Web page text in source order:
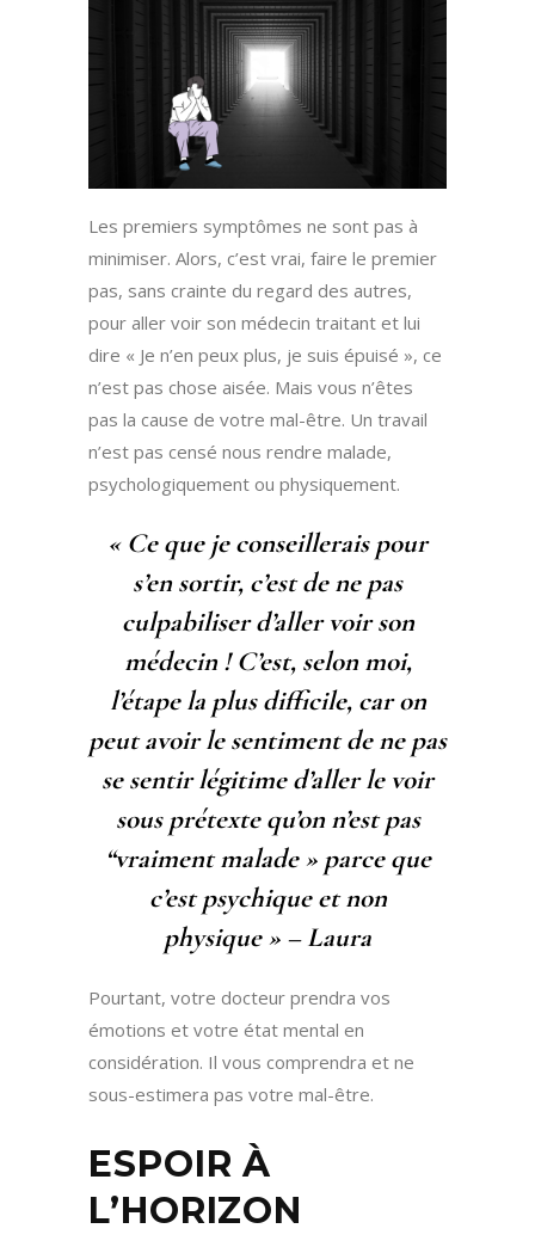
Les premiers symptômes ne sont pas à
minimiser. Alors, c’est vrai, faire le premier
pas, sans crainte du regard des autres,
pour aller voir son médecin traitant et lui
dire « Je n’en peux plus, je suis épuisé », ce
n’est pas chose aisée. Mais vous n’êtes
pas la cause de votre mal-être. Un travail
n’est pas censé nous rendre malade,
psychologiquement ou physiquement.
« Ce que je conseillerais pour
s’en sortir, c’est de ne pas
culpabiliser d’aller voir son
médecin ! C’est, selon moi,
l’étape la plus difficile, car on
peut avoir le sentiment de ne pas
se sentir légitime d’aller le voir
sous prétexte qu’on n’est pas
“vraiment malade » parce que
c’est psychique et non
physique » – Laura
Pourtant, votre docteur prendra vos
émotions et votre état mental en
considération. Il vous comprendra et ne
sous-estimera pas votre mal-être.
ESPOIR À
L’HORIZON